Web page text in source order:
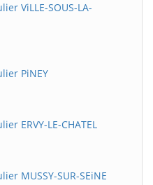
ViLLE-SOUS-LA-
PiNEY
ERVY-LE-CHATEL
MUSSY-SUR-SEiNE